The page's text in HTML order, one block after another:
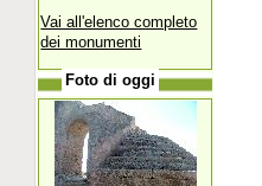
Vai all'elenco completo
dei monumenti
Foto di oggi